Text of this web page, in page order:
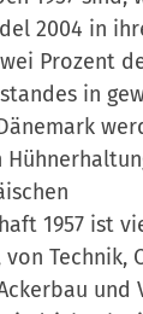
2004 in
Prozent
in
1957 ist
Technik,
und